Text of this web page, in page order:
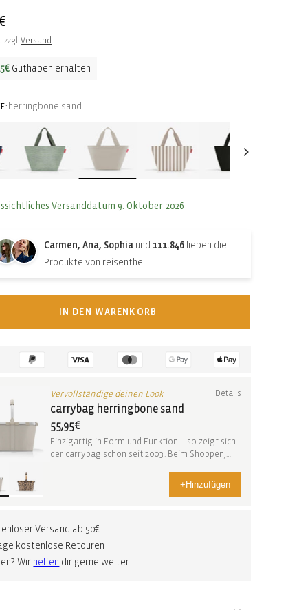
zzgl.Versand
Guthaben erhalten
herringbone sand
Versanddatum 9. Oktober 2026
Carmen, Ana, Sophia und 111.846 lieben die
Produkte von reisenthel.
IN DEN WARENKORB
Vervollständige deinen Look Details
carrybag herringbone sand
55,95€
Einzigartig in Form und Funktion – so zeigt sich
der carrybag schon seit 2003. Beim Shoppen,
+ Hinzufügen
Versand ab 50€
kostenlose Retouren
Wir helfen dir gerne weiter.